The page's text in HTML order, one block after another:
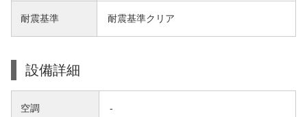
耐震基準 耐震基準クリア
設備詳細
空調 -